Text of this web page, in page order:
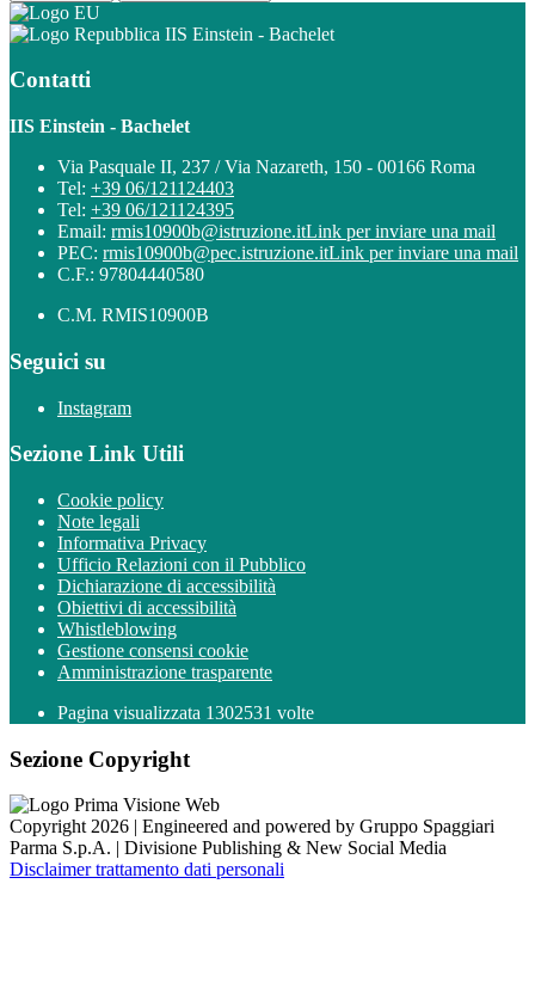
IIS Einstein - Bachelet
Contatti
IIS Einstein - Bachelet
Via Pasquale II, 237 / Via Nazareth, 150 - 00166 Roma
Tel: +39 06/121124403
Tel: +39 06/121124395
Email: rmis10900b@istruzione.itLink per inviare una mail
PEC: rmis10900b@pec.istruzione.itLink per inviare una mail
C.F.: 97804440580
C.M. RMIS10900B
Seguici su
Instagram
Sezione Link Utili
Cookie policy
Note legali
Informativa Privacy
Ufficio Relazioni con il Pubblico
Dichiarazione di accessibilità
Obiettivi di accessibilità
Whistleblowing
Gestione consensi cookie
Amministrazione trasparente
Pagina visualizzata 1302531 volte
Sezione Copyright
Copyright 2026 | Engineered and powered by Gruppo Spaggiari
Parma S.p.A. | Divisione Publishing & New Social Media
Disclaimer trattamento dati personali